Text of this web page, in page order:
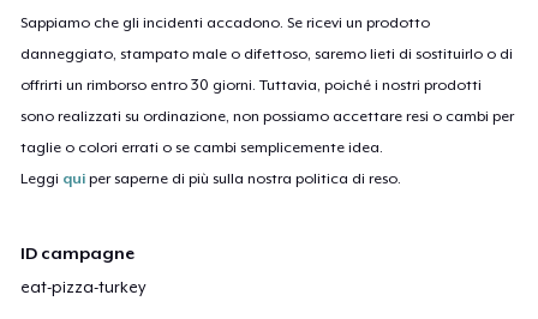
Sappiamo che gli incidenti accadono. Se ricevi un prodotto
danneggiato, stampato male o difettoso, saremo lieti di sostituirlo o di
offrirti un rimborso entro 30 giorni. Tuttavia, poiché i nostri prodotti
sono realizzati su ordinazione, non possiamo accettare resi o cambi per
taglie o colori errati o se cambi semplicemente idea.
Leggi qui per saperne di più sulla nostra politica di reso.
ID campagne
eat-pizza-turkey